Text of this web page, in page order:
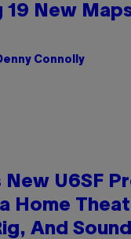
19 New
Connolly
New U6SF
Home
And